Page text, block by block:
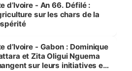
d’Ivoire - An 66. Défilé :
sur les chars de la
d’Ivoire - Gabon : Dominique
et Zita Oligui Nguema
sur leurs initiatives en